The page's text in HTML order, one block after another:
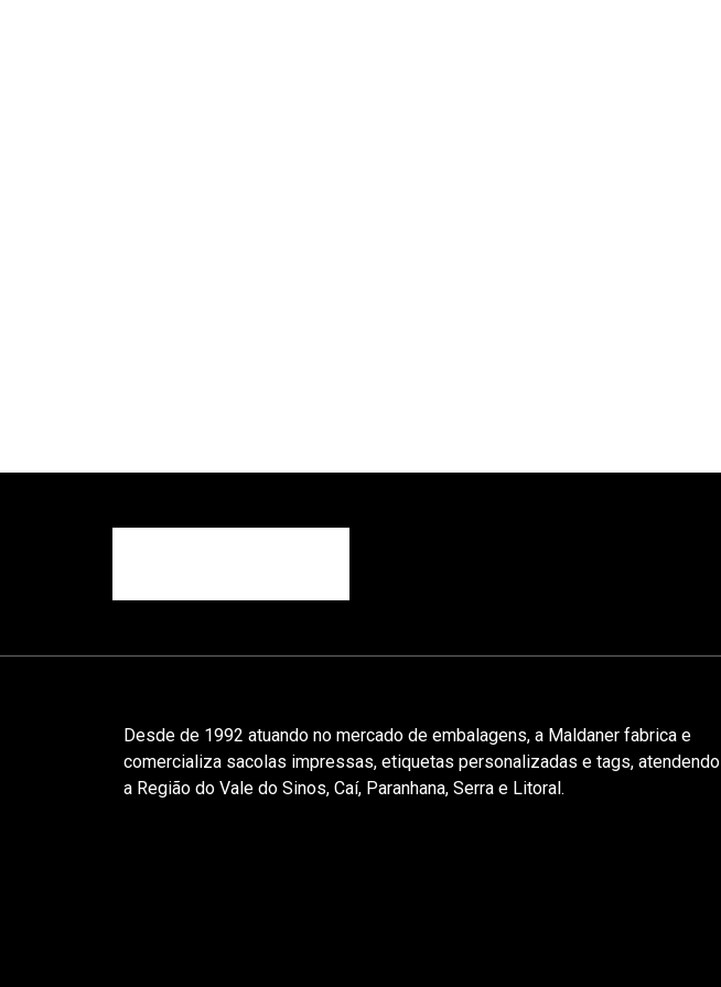
Desde de 1992 atuando no mercado de embalagens, a Maldaner fabrica e
comercializa sacolas impressas, etiquetas personalizadas e tags, atendendo
a Região do Vale do Sinos, Caí, Paranhana, Serra e Litoral.